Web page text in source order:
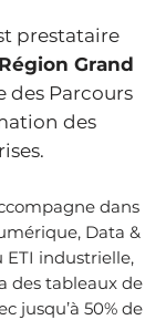
prestataire
Région Grand
des Parcours
des
dans
Data &
ETI industrielle,
des tableaux de
jusqu’à 50% de